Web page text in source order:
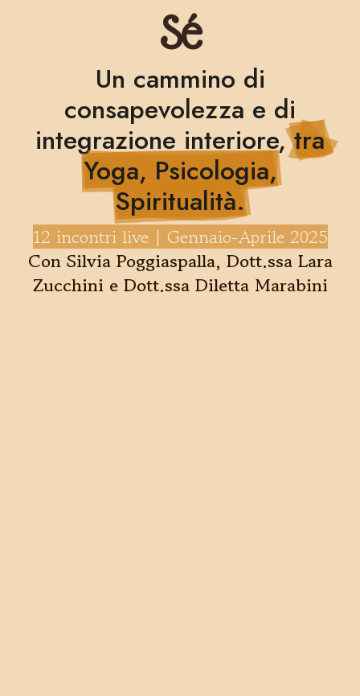
Sé
Un cammino di
consapevolezza e di
integrazione interiore, tra
Yoga, Psicologia,
Spiritualità.
12 incontri live | Gennaio-Aprile 2025
Con Silvia Poggiaspalla, Dott.ssa Lara
Zucchini e Dott.ssa Diletta Marabini